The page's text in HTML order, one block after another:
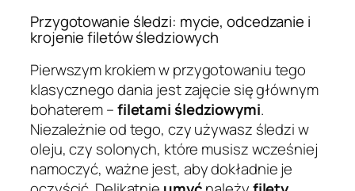
Przygotowanie śledzi: mycie, odcedzanie i
krojenie filetów śledziowych
Pierwszym krokiem w przygotowaniu tego
klasycznego dania jest zajęcie się głównym
bohaterem –filetami śledziowymi.
Niezależnie od tego, czy używasz śledzi w
oleju, czy solonych, które musisz wcześniej
namoczyć, ważne jest, aby dokładnie je